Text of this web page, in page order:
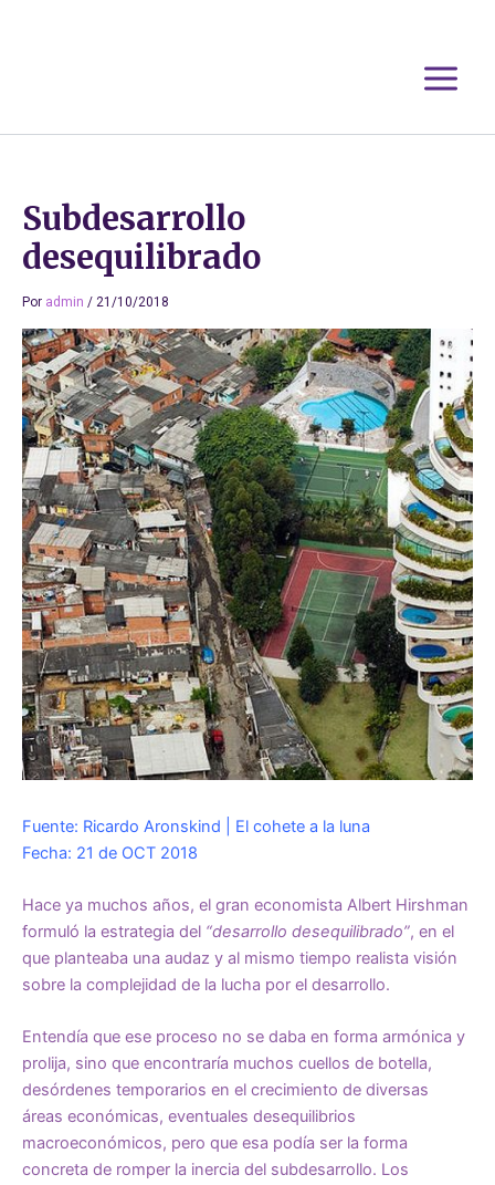
Subdesarrollo
desequilibrado
Por admin / 21/10/2018
Fuente: Ricardo Aronskind | El cohete a la luna
Fecha: 21 de OCT 2018
Hace ya muchos años, el gran economista Albert Hirshman
formuló la estrategia del “desarrollo desequilibrado”, en el
que planteaba una audaz y al mismo tiempo realista visión
sobre la complejidad de la lucha por el desarrollo.
Entendía que ese proceso no se daba en forma armónica y
prolija, sino que encontraría muchos cuellos de botella,
desórdenes temporarios en el crecimiento de diversas
áreas económicas, eventuales desequilibrios
macroeconómicos, pero que esa podía ser la forma
concreta de romper la inercia del subdesarrollo. Los